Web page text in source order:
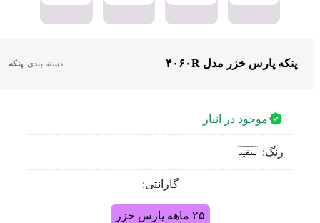
پنکه پارس خزر مدل ۴۰۶۰R دسته بندی:پنکه
موجود در انبار
رنگ: سفید
گارانتی:
۲۵ ماهه پارس خزر